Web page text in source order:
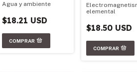
Agua y ambiente
$18.21 USD
elemental
$18.50 USD